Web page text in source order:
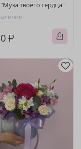
твоего сердца"
₽